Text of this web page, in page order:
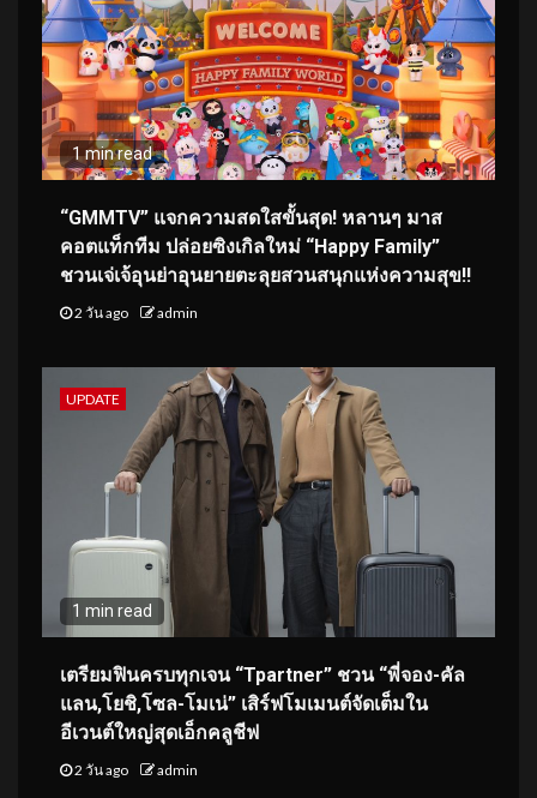
1 min read
“GMMTV” แจกความสดใสขั้นสุด! หลานๆ มาส
คอตแท็กทีม ปล่อยซิงเกิลใหม่ “Happy Family”
ชวนเจ่เจ้อุนย่าอุนยายตะลุยสวนสนุกแห่งความสุข!!
2 วัน ago admin
UPDATE
1 min read
เตรียมฟินครบทุกเจน “Tpartner” ชวน “พี่จอง-คัล
แลน,โยชิ,โซล-โมเน่” เสิร์ฟโมเมนต์จัดเต็มใน
อีเวนต์ใหญ่สุดเอ็กคลูชีฟ
2 วัน ago admin